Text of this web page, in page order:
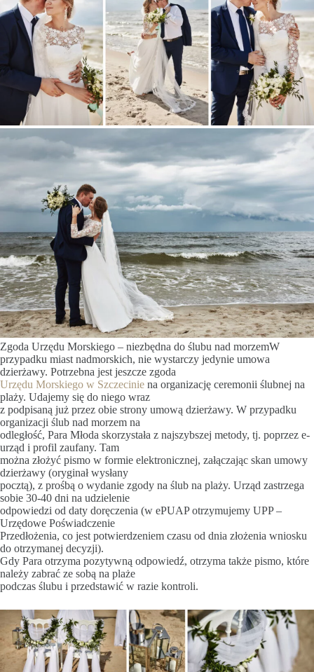
Zgoda Urzędu Morskiego – niezbędna do ślubu nad morzemW
przypadku miast nadmorskich, nie wystarczy jedynie umowa
dzierżawy. Potrzebna jest jeszcze zgoda
Urzędu Morskiego w Szczecinie na organizację ceremonii ślubnej na
plaży. Udajemy się do niego wraz
z podpisaną już przez obie strony umową dzierżawy. W przypadku
organizacji ślub nad morzem na
odległość, Para Młoda skorzystała z najszybszej metody, tj. poprzez e-
urząd i profil zaufany. Tam
można złożyć pismo w formie elektronicznej, załączając skan umowy
dzierżawy (oryginał wysłany
pocztą), z prośbą o wydanie zgody na ślub na plaży. Urząd zastrzega
sobie 30-40 dni na udzielenie
odpowiedzi od daty doręczenia (w ePUAP otrzymujemy UPP –
Urzędowe Poświadczenie
Przedłożenia, co jest potwierdzeniem czasu od dnia złożenia wniosku
do otrzymanej decyzji).
Gdy Para otrzyma pozytywną odpowiedź, otrzyma także pismo, które
należy zabrać ze sobą na plaże
podczas ślubu i przedstawić w razie kontroli.